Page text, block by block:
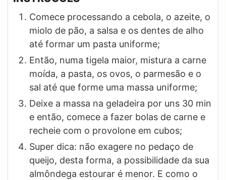
Comece processando a cebola, o azeite, o
miolo de pão, a salsa e os dentes de alho
até formar um pasta uniforme;
Então, numa tigela maior, mistura a carne
moída, a pasta, os ovos, o parmesão e o
sal até que forme uma massa uniforme;
Deixe a massa na geladeira por uns 30 min
e então, comece a fazer bolas de carne e
recheie com o provolone em cubos;
Super dica: não exagere no pedaço de
queijo, desta forma, a possibilidade da sua
almôndega estourar é menor. E como o